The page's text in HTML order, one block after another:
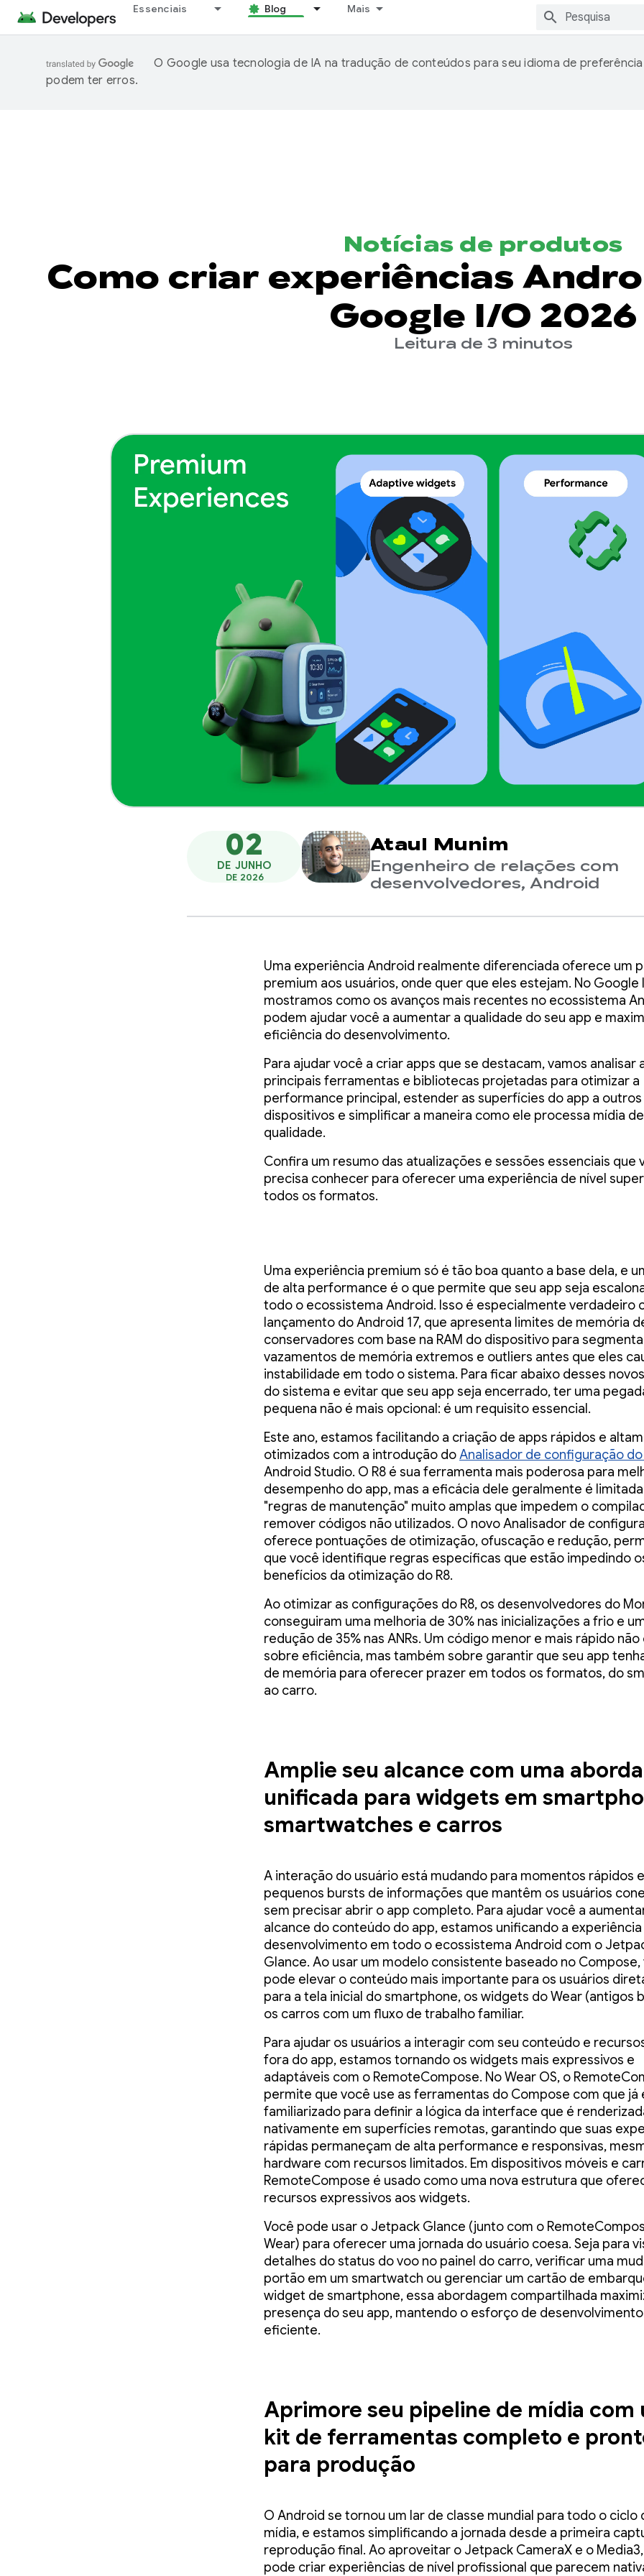
Essenciais Blog Mais
O Google usa tecnologia de IA na tradução de conteúdos para seu idioma de
podem ter erros.
Notícias de produtos
Como criar experiências
Google I/O 2026
Leitura de 3 minutos
02
DE JUNHO
DE 2026
Ataul Munim
Engenheiro de relações com
desenvolvedores, Android
Uma experiência Android realmente diferenciada oferece um
premium aos usuários, onde quer que eles estejam. No Google
mostramos como os avanços mais recentes no ecossistema
podem ajudar você a aumentar a qualidade do seu app e
eficiência do desenvolvimento.
Para ajudar você a criar apps que se destacam, vamos analisar
principais ferramentas e bibliotecas projetadas para otimizar a
performance principal, estender as superfícies do app a outros
dispositivos e simplificar a maneira como ele processa mídia
qualidade.
Confira um resumo das atualizações e sessões essenciais que
precisa conhecer para oferecer uma experiência de nível
todos os formatos.
Uma experiência premium só é tão boa quanto a base dela, e
de alta performance é o que permite que seu app seja
todo o ecossistema Android. Isso é especialmente verdadeiro
lançamento do Android 17, que apresenta limites de memória
conservadores com base na RAM do dispositivo para
vazamentos de memória extremos e outliers antes que eles
instabilidade em todo o sistema. Para ficar abaixo desses
do sistema e evitar que seu app seja encerrado, ter uma
pequena não é mais opcional: é um requisito essencial.
Este ano, estamos facilitando a criação de apps rápidos e
otimizados com a introdução doAnalisador de configuração do
Android Studio. O R8 é sua ferramenta mais poderosa para
desempenho do app, mas a eficácia dele geralmente é
"regras de manutenção" muito amplas que impedem o
remover códigos não utilizados. O novo Analisador de
oferece pontuações de otimização, ofuscação e redução,
que você identifique regras específicas que estão impedindo
benefícios da otimização do R8.
Ao otimizar as configurações do R8, os desenvolvedores do
conseguiram uma melhoria de 30% nas inicializações a frio e
redução de 35% nas ANRs. Um código menor e mais rápido não
sobre eficiência, mas também sobre garantir que seu app
de memória para oferecer prazer em todos os formatos, do
ao carro.
Amplie seu alcance com uma
unificada para widgets em
smartwatches e carros
A interação do usuário está mudando para momentos rápidos
pequenos bursts de informações que mantêm os usuários
sem precisar abrir o app completo. Para ajudar você a
alcance do conteúdo do app, estamos unificando a
desenvolvimento em todo o ecossistema Android com o
Glance. Ao usar um modelo consistente baseado no Compose,
pode elevar o conteúdo mais importante para os usuários
para a tela inicial do smartphone, os widgets do Wear (antigos
os carros com um fluxo de trabalho familiar.
Para ajudar os usuários a interagir com seu conteúdo e
fora do app, estamos tornando os widgets mais expressivos e
adaptáveis com o RemoteCompose. No Wear OS, o
permite que você use as ferramentas do Compose com que já
familiarizado para definir a lógica da interface que é
nativamente em superfícies remotas, garantindo que suas
rápidas permaneçam de alta performance e responsivas,
hardware com recursos limitados. Em dispositivos móveis e
RemoteCompose é usado como uma nova estrutura que
recursos expressivos aos widgets.
Você pode usar o Jetpack Glance (junto com o
Wear) para oferecer uma jornada do usuário coesa. Seja para
detalhes do status do voo no painel do carro, verificar uma
portão em um smartwatch ou gerenciar um cartão de
widget de smartphone, essa abordagem compartilhada
presença do seu app, mantendo o esforço de
eficiente.
Aprimore seu pipeline de mídia com
kit de ferramentas completo e
para produção
O Android se tornou um lar de classe mundial para todo o ciclo
mídia, e estamos simplificando a jornada desde a primeira
reprodução final. Ao aproveitar o Jetpack CameraX e o
pode criar experiências de nível profissional que parecem